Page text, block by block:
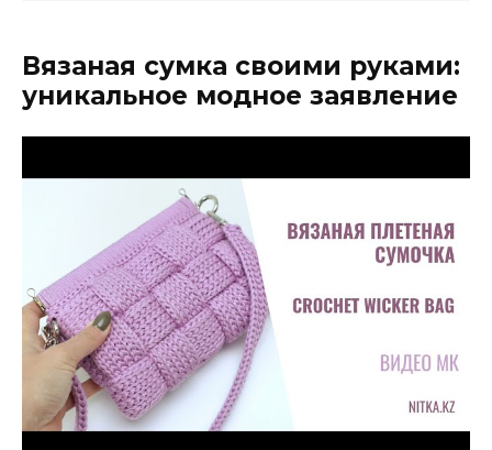
Вязаная сумка своими руками:
уникальное модное заявление